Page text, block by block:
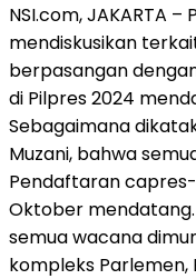
NSI.com, JAKARTA
mendiskusikan
berpasangan
di Pilpres 2024
Sebagaimana
Muzani, bahwa
Pendaftaran
Oktober mendatang.
semua wacana
kompleks Parlemen,